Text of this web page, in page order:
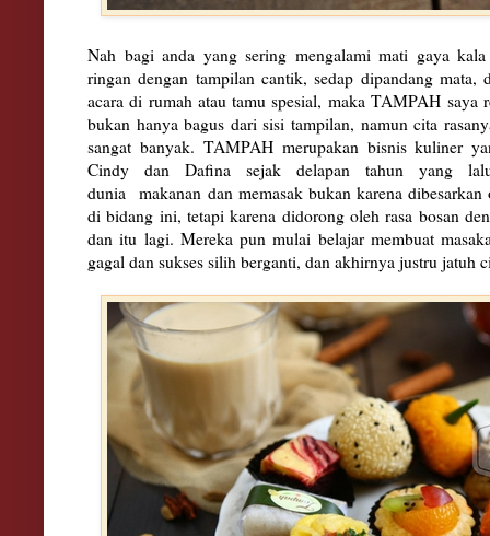
Nah bagi anda yang sering mengalami mati gaya
ringan dengan tampilan cantik, sedap dipandang mata,
acara di rumah atau tamu spesial, maka TAMPAH saya
bukan hanya bagus dari sisi tampilan, namun cita
sangat banyak. TAMPAH merupakan bisnis kuliner
Cindy dan Dafina sejak delapan tahun yang
dunia
makanan dan memasak bukan karena
di bidang ini, tetapi karena didorong oleh rasa bosan
dan itu lagi. Mereka pun mulai belajar membuat
gagal dan sukses silih berganti, dan akhirnya justru jatuh